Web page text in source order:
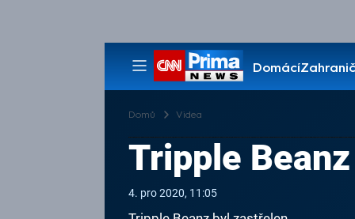
Domácí
Pořady
Domů Videa
Tripple
4. pro 2020, 11:05